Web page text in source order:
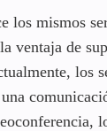
los mismos
ventaja de
los